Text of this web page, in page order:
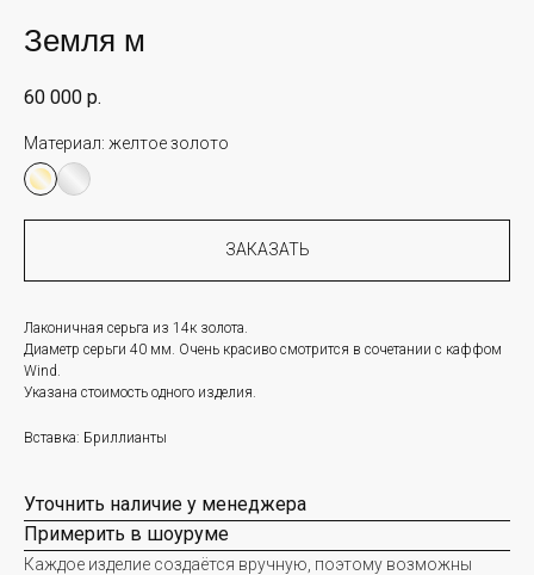
Земля м
60 000 р.
Материал: желтое золото
ЗАКАЗАТЬ
Лаконичная серьга из 14к золота.
Диаметр серьги 40 мм. Очень красиво смотрится в сочетании с каффом
Wind.
Указана стоимость одного изделия.
Вставка: Бриллианты
Уточнить наличие у менеджера
Примерить в шоуруме
Каждое изделие создаётся вручную, поэтому возможны